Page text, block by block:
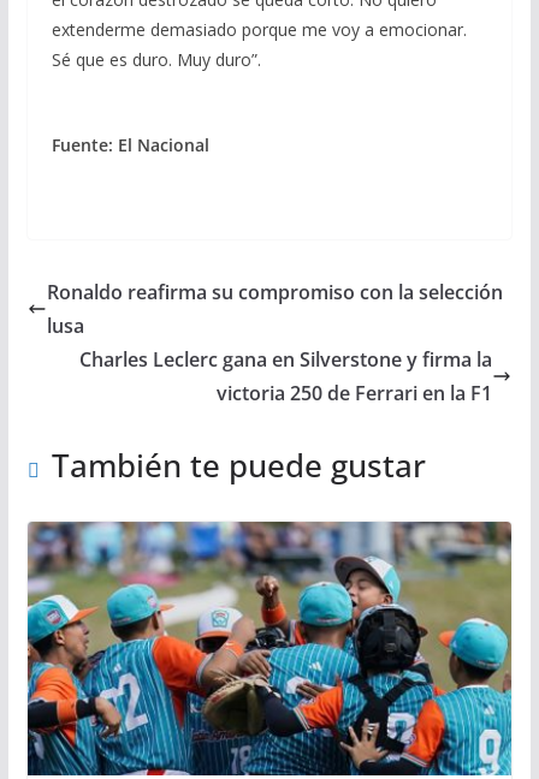
extenderme demasiado porque me voy a emocionar.
Sé que es duro. Muy duro”.
Fuente: El Nacional
Ronaldo reafirma su compromiso con la selección
lusa
Charles Leclerc gana en Silverstone y firma la
victoria 250 de Ferrari en la F1
También te puede gustar